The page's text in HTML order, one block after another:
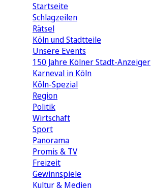
Startseite
Schlagzeilen
Rätsel
Köln und Stadtteile
Unsere Events
150 Jahre Kölner Stadt-Anzeiger
Karneval in Köln
Köln-Spezial
Region
Politik
Wirtschaft
Sport
Panorama
Promis & TV
Freizeit
Gewinnspiele
Kultur & Medien